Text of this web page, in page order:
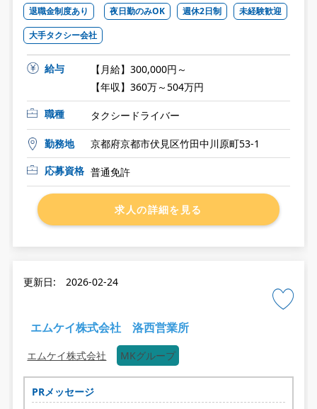
退職金制度あり 夜日勤のみOK 週休2日制
未経験歓迎
大手タクシー会社
給与
【月給】300,000円～
【年収】360万～504万円
職種
タクシードライバー
勤務地
京都府京都市伏見区竹田中川原町53-1
応募資格 普通免許
求人の詳細を見る
更新日: 2026-02-24
エムケイ株式会社 洛西営業所
エムケイ株式会社 MKグループ
PRメッセージ